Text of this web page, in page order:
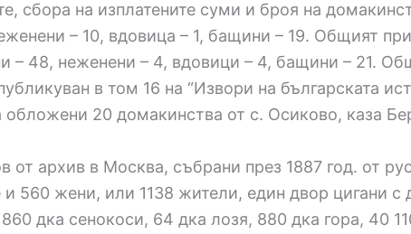
сбора на изплатените суми и броя на
– 10, вдовица – 1, бащини – 19. Общият
– 48, неженени – 4, вдовици – 4, бащини – 21.
в том 16 на “Извори на българската
20 домакинства от с. Осиково, каза
от архив в Москва, събрани през 1887 год. от
560 жени, или 1138 жители, един двор цигани
дка сенокоси, 64 дка лозя, 880 дка гора, 40